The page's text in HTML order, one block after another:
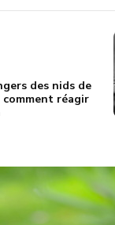
des nids de
réagir